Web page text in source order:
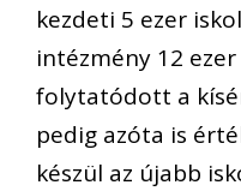
kezdeti 5 ezer
intézmény 12
folytatódott a
pedig azóta is
készül az újabb